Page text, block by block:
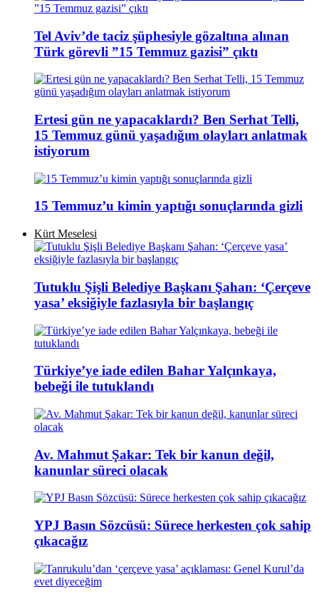
Tel Aviv’de taciz şüphesiyle gözaltına alınan
Türk görevli ”15 Temmuz gazisi” çıktı
Ertesi gün ne yapacaklardı? Ben Serhat Telli,
15 Temmuz günü yaşadığım olayları anlatmak
istiyorum
15 Temmuz’u kimin yaptığı sonuçlarında gizli
Kürt Meselesi
Tutuklu Şişli Belediye Başkanı Şahan: ‘Çerçeve
yasa’ eksiğiyle fazlasıyla bir başlangıç
Türkiye’ye iade edilen Bahar Yalçınkaya,
bebeği ile tutuklandı
Av. Mahmut Şakar: Tek bir kanun değil,
kanunlar süreci olacak
YPJ Basın Sözcüsü: Sürece herkesten çok sahip
çıkacağız